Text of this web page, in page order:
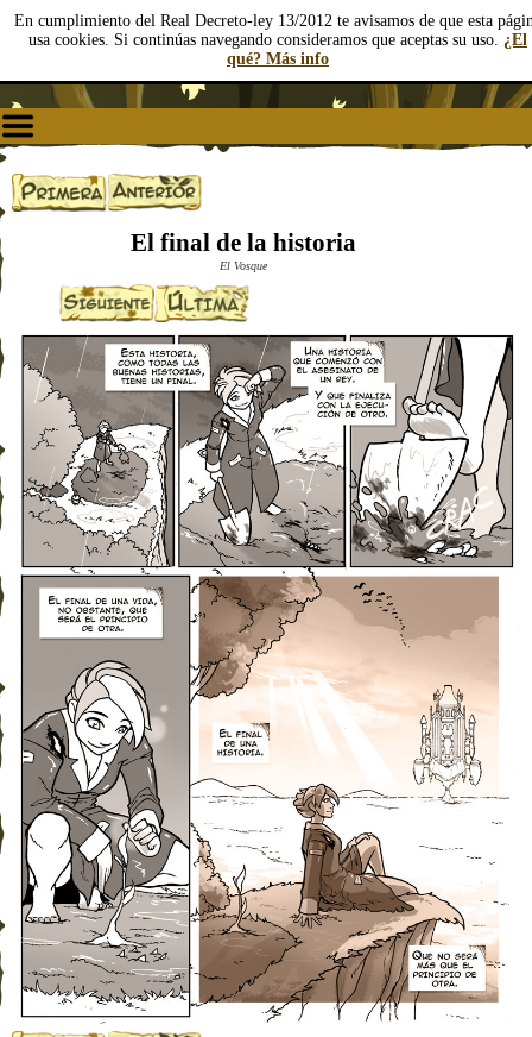
En cumplimiento del Real Decreto-ley 13/2012 te avisamos de que esta
usa cookies. Si continúas navegando consideramos que aceptas su uso. ¿El
qué? Más info
El final de la historia
El Vosque